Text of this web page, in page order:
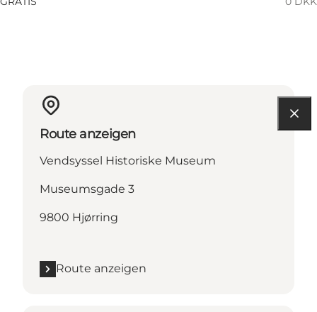
Route anzeigen
Vendsyssel Historiske Museum
Museumsgade 3
9800 Hjørring
Route anzeigen